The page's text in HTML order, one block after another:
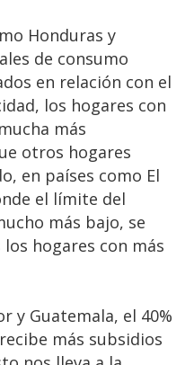
Honduras y
de consumo
en relación con el
los hogares con
más
otros hogares
en países como El
el límite del
más bajo, se
hogares con más
y Guatemala, el 40%
más subsidios